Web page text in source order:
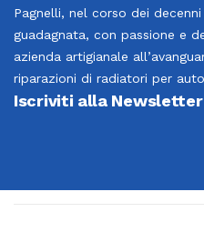
Pagnelli, nel corso dei decenni
guadagnata, con passione e
azienda artigianale
riparazioni di radiatori per
Iscriviti alla Newsletter